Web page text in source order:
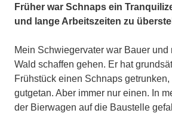
Früher war Schnaps ein
und lange Arbeitszeiten zu
Mein Schwiegervater war Bauer und
Wald schaffen gehen. Er hat
Frühstück einen Schnaps
gutgetan. Aber immer nur einen. In
der Bierwagen auf die Baustelle